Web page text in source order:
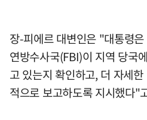
장-피에르 대변인은 "대통령
연방수사국(FBI)이 지역 당국
고 있는지 확인하고, 더 자세
적으로 보고하도록 지시했다"